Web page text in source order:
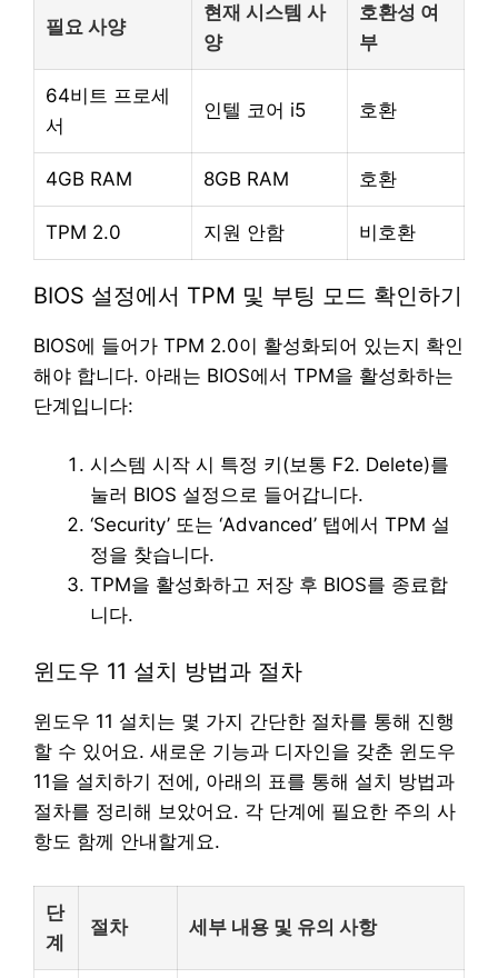
필요 사양
현재 시스템 사
양
호환성 여
부
64비트 프로세
서
인텔 코어 i5 호환
4GB RAM 8GB RAM 호환
TPM 2.0 지원 안함 비호환
BIOS 설정에서 TPM 및 부팅 모드 확인하기
BIOS에 들어가 TPM 2.0이 활성화되어 있는지 확인
해야 합니다. 아래는 BIOS에서 TPM을 활성화하는
단계입니다:
시스템 시작 시 특정 키(보통 F2. Delete)를
눌러 BIOS 설정으로 들어갑니다.
‘Security’ 또는 ‘Advanced’ 탭에서 TPM 설
정을 찾습니다.
TPM을 활성화하고 저장 후 BIOS를 종료합
니다.
윈도우 11 설치 방법과 절차
윈도우 11 설치는 몇 가지 간단한 절차를 통해 진행
할 수 있어요. 새로운 기능과 디자인을 갖춘 윈도우
11을 설치하기 전에, 아래의 표를 통해 설치 방법과
절차를 정리해 보았어요. 각 단계에 필요한 주의 사
항도 함께 안내할게요.
단
계
절차 세부 내용 및 유의 사항